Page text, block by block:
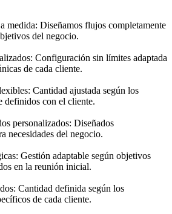
medida: Diseñamos flujos completamente
del negocio.
Configuración sin límites adaptada
de cada cliente.
Cantidad ajustada según los
definidos con el cliente.
personalizados: Diseñados
necesidades del negocio.
Gestión adaptable según objetivos
en la reunión inicial.
Cantidad definida según los
de cada cliente.